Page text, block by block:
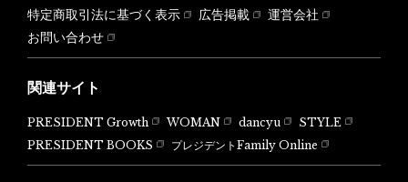
特定商取引法に基づく表示
広告掲載
運営会社
お問い合わせ
関連サイト
PRESIDENT Growth WOMAN dancyu
STYLE
PRESIDENT BOOKS
プレジデントFamily Online